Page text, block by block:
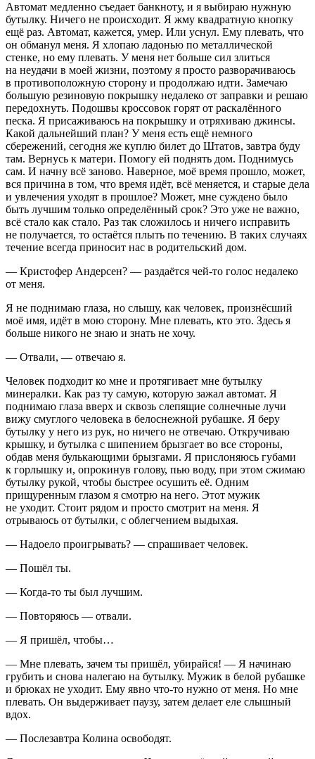
Автомат медленно съедает банкноту, и я выбираю нужную
бутылку. Ничего не происходит. Я жму квадратную кнопку
ещё раз. Автомат, кажется, умер. Или уснул. Ему плевать, что
он обманул меня. Я хлопаю ладонью по металлической
стенке, но ему плевать. У меня нет больше сил злиться
на неудачи в моей жизни, поэтому я просто разворачиваюсь
в противоположную сторону и продолжаю идти. Замечаю
большую резиновую покрышку недалеко от заправки и решаю
передохнуть. Подошвы кроссовок горят от раскалённого
песка. Я присаживаюсь на покрышку и отряхиваю джинсы.
Какой дальнейший план? У меня есть ещё немного
сбережений, сегодня же куплю билет до Штатов, завтра буду
там. Вернусь к матери. Помогу ей поднять дом. Поднимусь
сам. И начну всё заново. Наверное, моё время прошло, может,
вся причина в том, что время идёт, всё меняется, и старые дела
и увлечения уходят в прошлое? Может, мне суждено было
быть лучшим только определённый срок? Это уже не важно,
всё стало как стало. Раз так сложилось и ничего исправить
не получается, то остаётся плыть по течению. В таких случаях
течение всегда приносит нас в родительский дом.
— Кристофер Андерсен? — раздаётся чей-то голос недалеко
от меня.
Я не поднимаю глаза, но слышу, как человек, произнёсший
моё имя, идёт в мою сторону. Мне плевать, кто это. Здесь я
больше никого не знаю и знать не хочу.
— Отвали, — отвечаю я.
Человек подходит ко мне и протягивает мне бутылку
минералки. Как раз ту самую, которую зажал автомат. Я
поднимаю глаза вверх и сквозь слепящие солнечные лучи
вижу смуглого человека в белоснежной рубашке. Я беру
бутылку у него из рук, но ничего не отвечаю. Откручиваю
крышку, и бутылка с шипением брызгает во все стороны,
обдав меня булькающими брызгами. Я прислоняюсь губами
к горлышку и, опрокинув голову, пью воду, при этом сжимаю
бутылку рукой, чтобы быстрее осушить её. Одним
прищуренным глазом я смотрю на него. Этот мужик
не уходит. Стоит рядом и просто смотрит на меня. Я
отрываюсь от бутылки, с облегчением выдыхая.
— Надоело проигрывать? — спрашивает человек.
— Пошёл ты.
— Когда-то ты был лучшим.
— Повторяюсь — отвали.
— Я пришёл, чтобы…
— Мне плевать, зачем ты пришёл, убирайся! — Я начинаю
грубить и снова налегаю на бутылку. Мужик в белой рубашке
и брюках не уходит. Ему явно что-то нужно от меня. Но мне
плевать. Он выдерживает паузу, затем делает еле слышный
вдох.
— Послезавтра Колина освободят.